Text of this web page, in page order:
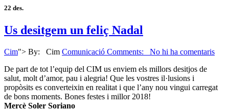
22 des.
Us desitgem un feliç Nadal
Cim"> By: Cim Comunicació Comments: No hi ha comentaris
De part de tot l’equip del CIM us enviem els millors desitjos de
salut, molt d’amor, pau i alegria! Que les vostres il·lusions i
propòsits es converteixin en realitat i que l’any nou vingui carregat
de bons moments. Bones festes i millor 2018!
Mercè Soler Soriano